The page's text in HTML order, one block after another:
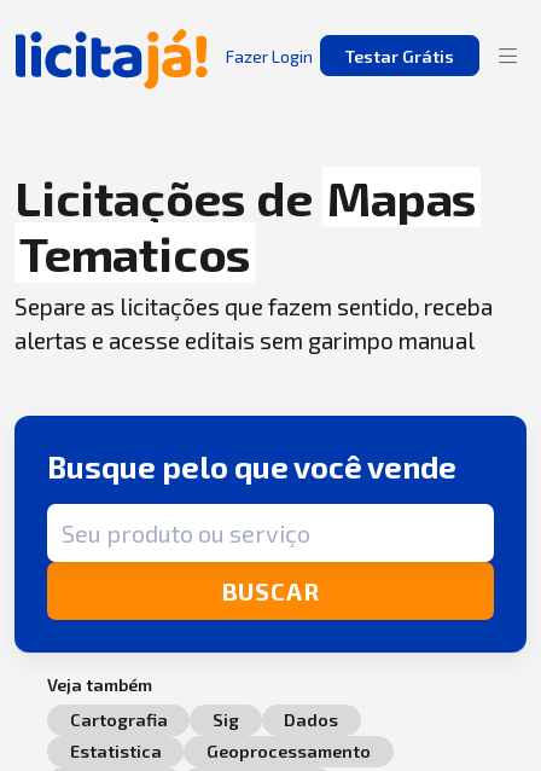
Fazer Login Testar Grátis
Licitações de Mapas
Tematicos
Separe as licitações que fazem sentido, receba
alertas e acesse editais sem garimpo manual
Busque pelo que você vende
Termo de busca
BUSCAR
Veja também
Cartografia
Sig
Dados
Estatistica
Geoprocessamento